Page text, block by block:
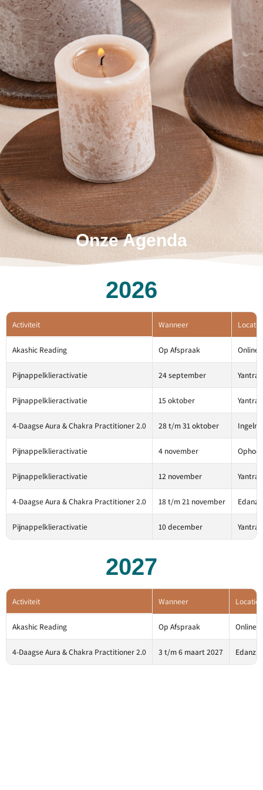
Onze Agenda
2026
Activiteit Wanneer Locatie
Akashic Reading Op Afspraak Online
Pijnappelklieractivatie 24 september
Pijnappelklieractivatie 15 oktober
4-Daagse Aura & Chakra Practitioner 2.0 28 t/m 31 oktober
Pijnappelklieractivatie 4 november
Pijnappelklieractivatie 12 november
4-Daagse Aura & Chakra Practitioner 2.0 18 t/m 21 november Edanz,
Pijnappelklieractivatie 10 december
2027
Activiteit Wanneer Locatie
Akashic Reading Op Afspraak Online
4-Daagse Aura & Chakra Practitioner 2.0 3 t/m 6 maart 2027 Edanz,